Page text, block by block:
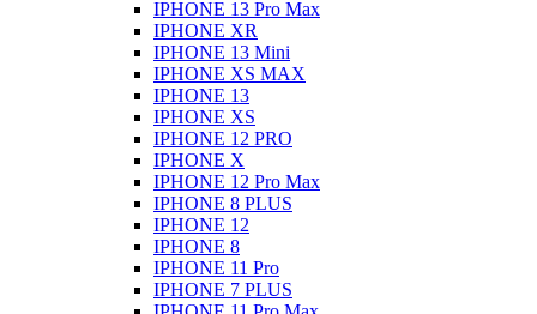
IPHONE 13 Pro Max
IPHONE XR
IPHONE 13 Mini
IPHONE XS MAX
IPHONE 13
IPHONE XS
IPHONE 12 PRO
IPHONE X
IPHONE 12 Pro Max
IPHONE 8 PLUS
IPHONE 12
IPHONE 8
IPHONE 11 Pro
IPHONE 7 PLUS